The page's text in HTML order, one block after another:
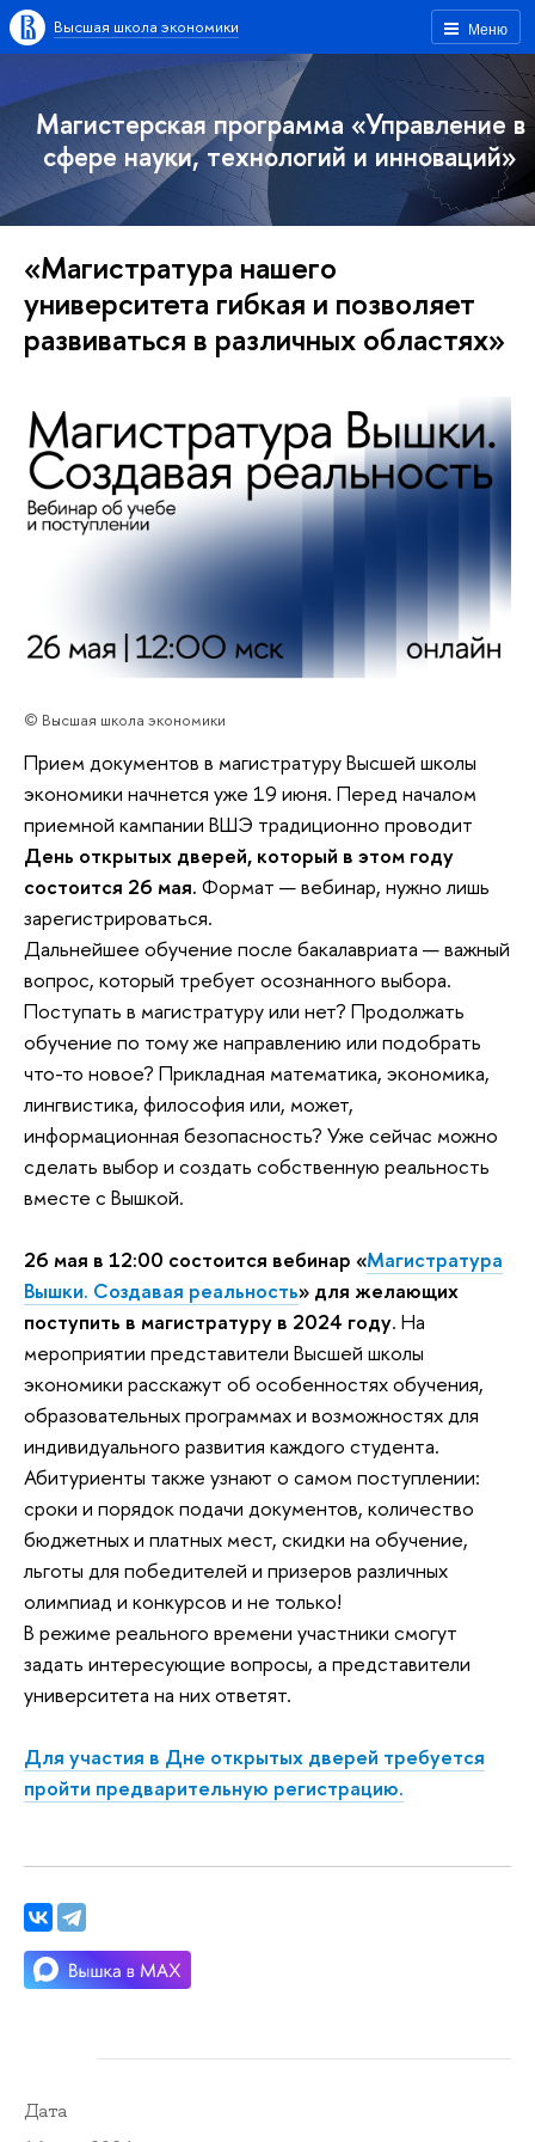
Меню
Высшая школа экономики
Магистерская программа «Управление в
сфере науки, технологий и инноваций»
«Магистратура нашего
университета гибкая и позволяет
развиваться в различных областях»
© Высшая школа экономики
Прием документов в магистратуру Высшей школы
экономики начнется уже 19 июня. Перед началом
приемной кампании ВШЭ традиционно проводит
День открытых дверей, который в этом году
состоится 26 мая. Формат — вебинар, нужно лишь
зарегистрироваться.
Дальнейшее обучение после бакалавриата — важный
вопрос, который требует осознанного выбора.
Поступать в магистратуру или нет? Продолжать
обучение по тому же направлению или подобрать
что-то новое? Прикладная математика, экономика,
лингвистика, философия или, может,
информационная безопасность? Уже сейчас можно
сделать выбор и создать собственную реальность
вместе с Вышкой.
26 мая в 12:00 состоится вебинар «Магистратура
Вышки. Создавая реальность» для желающих
поступить в магистратуру в 2024 году. На
мероприятии представители Высшей школы
экономики расскажут об особенностях обучения,
образовательных программах и возможностях для
индивидуального развития каждого студента.
Абитуриенты также узнают о самом поступлении:
сроки и порядок подачи документов, количество
бюджетных и платных мест, скидки на обучение,
льготы для победителей и призеров различных
олимпиад и конкурсов и не только!
В режиме реального времени участники смогут
задать интересующие вопросы, а представители
университета на них ответят.
Для участия в Дне открытых дверей требуется
пройти предварительную регистрацию.
Дата